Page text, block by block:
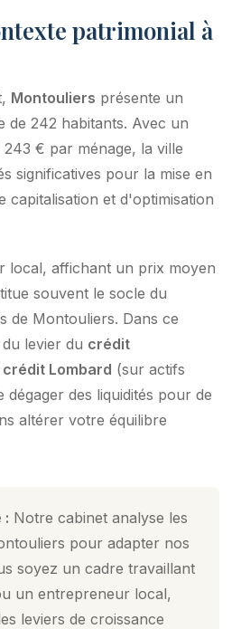
patrimonial à
Montouliers présente un
de 242 habitants. Avec un
243 € par ménage, la ville
significatives pour la mise en
capitalisation et d'optimisation
local, affichant un prix moyen
souvent le socle du
de Montouliers. Dans ce
levier du crédit
crédit Lombard (sur actifs
des liquidités pour de
altérer votre équilibre
: Notre cabinet analyse les
pour adapter nos
soyez un cadre travaillant
un entrepreneur local,
leviers de croissance